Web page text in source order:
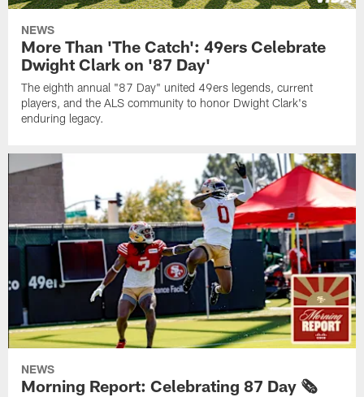
NEWS
More Than 'The Catch': 49ers Celebrate
Dwight Clark on '87 Day'
The eighth annual "87 Day" united 49ers legends, current
players, and the ALS community to honor Dwight Clark's
enduring legacy.
NEWS
Morning Report: Celebrating 87 Day 🗞️